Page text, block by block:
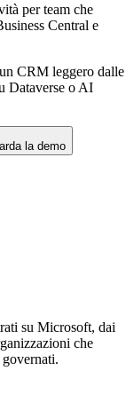
per team che
Central e
CRM leggero dalle
Dataverse o AI
la demo
su Microsoft, dai
che